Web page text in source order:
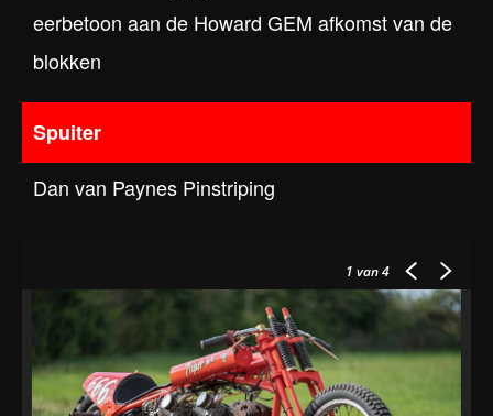
eerbetoon aan de Howard GEM afkomst van de
blokken
Spuiter
Dan van Paynes Pinstriping
1 van 4